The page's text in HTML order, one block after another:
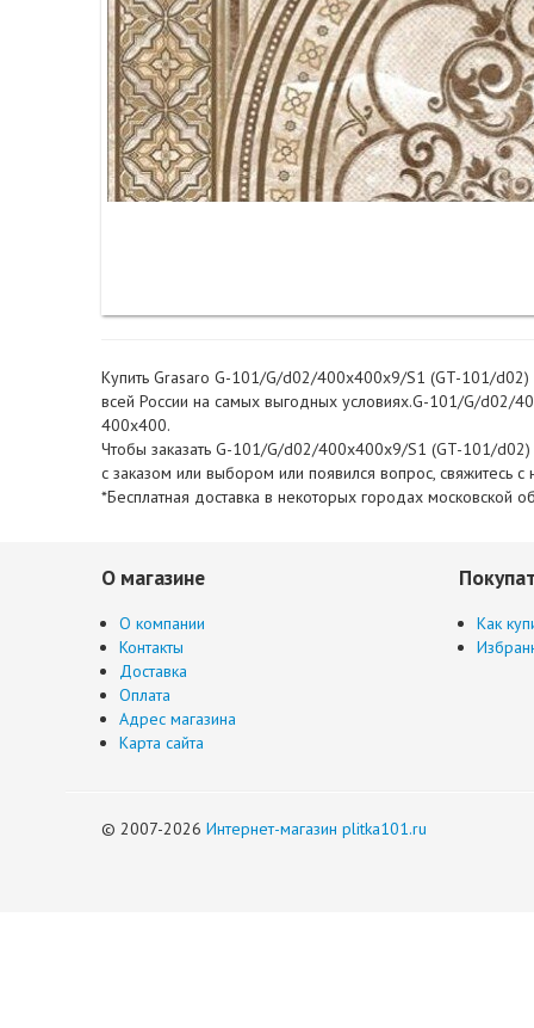
Купить Grasaro G-101/G/d02/400x400x9/S1 (GT-101/d02)
всей России на самых выгодных условиях.G-101/G/d02/
400x400.
Чтобы заказать G-101/G/d02/400x400x9/S1 (GT-101/d02)
с заказом или выбором или появился вопрос, свяжитесь
*Бесплатная доставка в некоторых городах московской
О магазине
О компании
Контакты
Доставка
Оплата
Адрес магазина
Карта сайта
Как
© 2007-2026 Интернет-магазин plitka101.ru